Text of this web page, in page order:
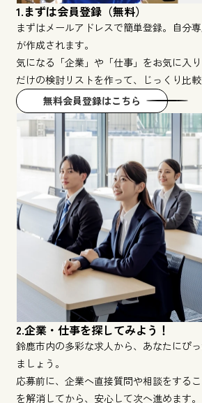
1.まずは会員登録（無料）
まずはメールアドレスで簡単登録。自分専
が作成されます。
気になる「企業」や「仕事」をお気に入
だけの検討リストを作って、じっくり比較
無料会員登録はこちら
2.企業・仕事を探してみよう！
鈴鹿市内の多彩な求人から、あなたにぴ
ましょう。
応募前に、企業へ直接質問や相談をする
を解消してから、安心して次へ進めます。